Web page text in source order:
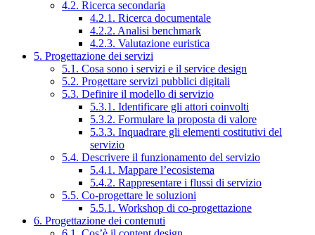
4.2. Ricerca secondaria
4.2.1. Ricerca documentale
4.2.2. Analisi benchmark
4.2.3. Valutazione euristica
5. Progettazione dei servizi
5.1. Cosa sono i servizi e il service design
5.2. Progettare servizi pubblici digitali
5.3. Definire il modello di servizio
5.3.1. Identificare gli attori coinvolti
5.3.2. Formulare la proposta di valore
5.3.3. Inquadrare gli elementi costitutivi del
servizio
5.4. Descrivere il funzionamento del servizio
5.4.1. Mappare l’ecosistema
5.4.2. Rappresentare i flussi di servizio
5.5. Co-progettare le soluzioni
5.5.1. Workshop di co-progettazione
6. Progettazione dei contenuti